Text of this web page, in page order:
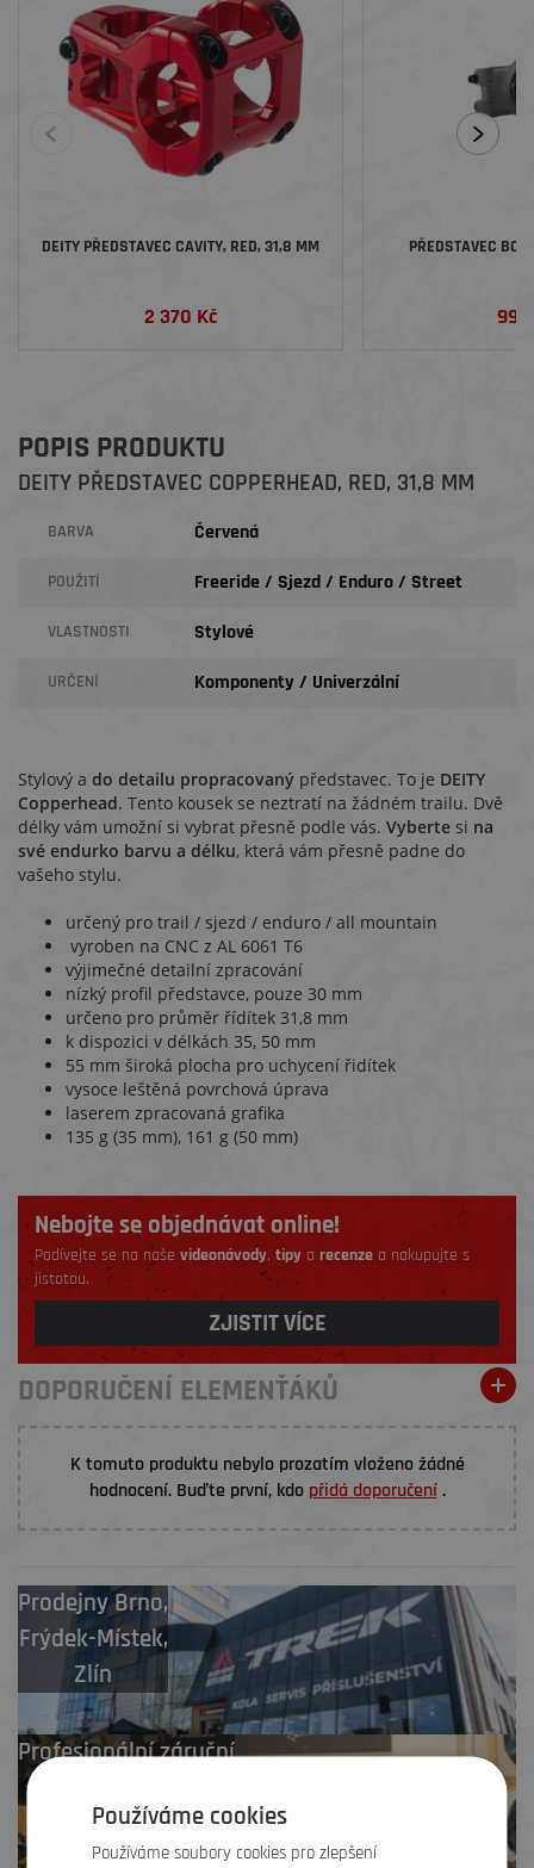
DEITY PŘEDSTAVEC CAVITY, RED, 31,8 MM
2 370 Kč
PŘEDSTAVEC
999
POPIS PRODUKTU
DEITY PŘEDSTAVEC COPPERHEAD, RED, 31,8 MM
BARVA Červená
POUŽITÍ Freeride / Sjezd / Enduro / Street
VLASTNOSTI Stylové
URČENÍ Komponenty / Univerzální
Stylový a do detailu propracovaný představec. To je DEITY
Copperhead. Tento kousek se neztratí na žádném trailu. Dvě
délky vám umožní si vybrat přesně podle vás. Vyberte si na
své endurko barvu a délku, která vám přesně padne do
vašeho stylu.
určený pro trail / sjezd / enduro / all mountain
vyroben na CNC z AL 6061 T6
výjimečné detailní zpracování
nízký profil představce, pouze 30 mm
určeno pro průměr řídítek 31,8 mm
k dispozici v délkách 35, 50 mm
55 mm široká plocha pro uchycení řidítek
vysoce leštěná povrchová úprava
laserem zpracovaná grafika
135 g (35 mm), 161 g (50 mm)
Nebojte se objednávat online!
Podívejte se na naše videonávody,tipy a recenzea nakupujte s
jistotou.
ZJISTIT VÍCE
DOPORUČENÍ ELEMENŤÁKŮ
K tomuto produktu nebylo prozatím vloženo žádné
hodnocení. Buďte první, kdo přidá doporučení.
ProdejnyBrno,
Frýdek-Místek,
Zlín
Profesionální záruční
Používáme cookies
Používáme soubory cookies pro zlepšení